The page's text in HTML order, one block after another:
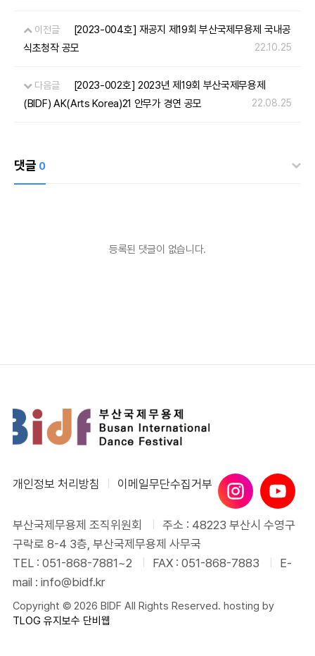
이전글
[2023-004호] 재공지 제19회 부산국제무용제 국내공
식초청작 공모
22.10.25
다음글
[2023-002호] 2023년 제19회 부산국제무용제
(BIDF) AK(Arts Korea)21 안무가 경연 공모
22.08.25
댓글 0
등록된 댓글이 없습니다.
개인정보 처리방침 이메일무단수집거부
부산국제무용제 조직위원회
주소 : 48223 부산시 수영구
구락로 8-4 3층, 부산국제무용제 사무국
TEL : 051-868-7881~2
FAX : 051-868-7883
E-
mail : info@bidf.kr
Copyright © 2026 BIDF All Rights Reserved. hosting by
TLOG 유지보수 단비웹